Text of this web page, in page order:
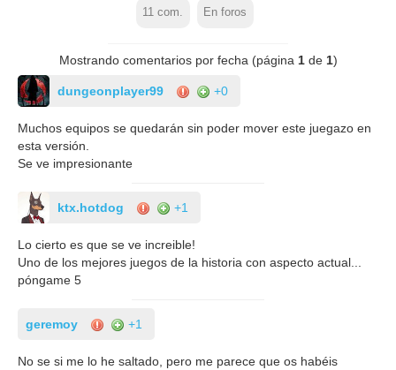
11 com. En foros
Mostrando comentarios por fecha (página 1de 1)
dungeonplayer99 +0
Muchos equipos se quedarán sin poder mover este juegazo en
esta versión.
Se ve impresionante
ktx.hotdog +1
Lo cierto es que se ve increible!
Uno de los mejores juegos de la historia con aspecto actual...
póngame 5
geremoy +1
No se si me lo he saltado, pero me parece que os habéis